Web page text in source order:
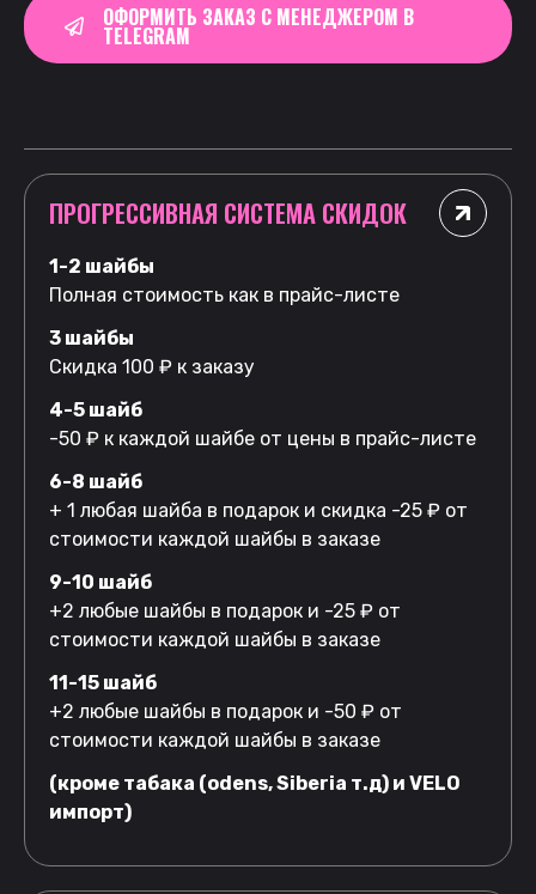
ОФОРМИТЬ ЗАКАЗ С МЕНЕДЖЕРОМ В
TELEGRAM
ПРОГРЕССИВНАЯ СИСТЕМА СКИДОК
1-2 шайбы
Полная стоимость как в прайс-листе
3 шайбы
Скидка 100 ₽ к заказу
4-5 шайб
-50 ₽ к каждой шайбе от цены в прайс-листе
6-8 шайб
+ 1 любая шайба в подарок и скидка -25 ₽ от
стоимости каждой шайбы в заказе
9-10 шайб
+2 любые шайбы в подарок и -25 ₽ от
стоимости каждой шайбы в заказе
11-15 шайб
+2 любые шайбы в подарок и -50 ₽ от
стоимости каждой шайбы в заказе
(кроме табака (odens, Siberia т.д) и VELO
импорт)